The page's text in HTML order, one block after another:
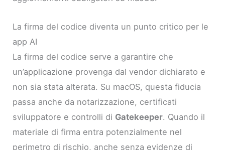
La firma del codice diventa un punto critico per le
app AI
La firma del codice serve a garantire che
un’applicazione provenga dal vendor dichiarato e
non sia stata alterata. Su macOS, questa fiducia
passa anche da notarizzazione, certificati
sviluppatore e controlli di Gatekeeper. Quando il
materiale di firma entra potenzialmente nel
perimetro di rischio, anche senza evidenze di